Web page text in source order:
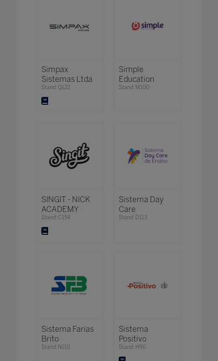
Simpax
Sistemas Ltda
Stand: Q122
Simple
Education
Stand: M100
SINGIT - NICK
ACADEMY
Stand: C154
Sistema Day
Care
Stand: D113
Sistema Farias
Brito
Stand: N110
Sistema
Positivo
Stand: H90